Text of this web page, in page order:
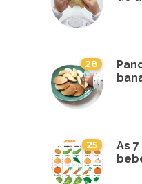
28
25
As